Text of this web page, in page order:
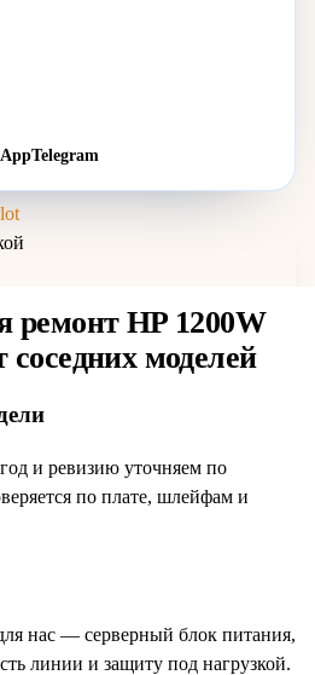
Telegram
ремонт HP 1200W
соседних моделей
и ревизию уточняем по
по плате, шлейфам и
нас — серверный блок питания,
линии и защиту под нагрузкой.